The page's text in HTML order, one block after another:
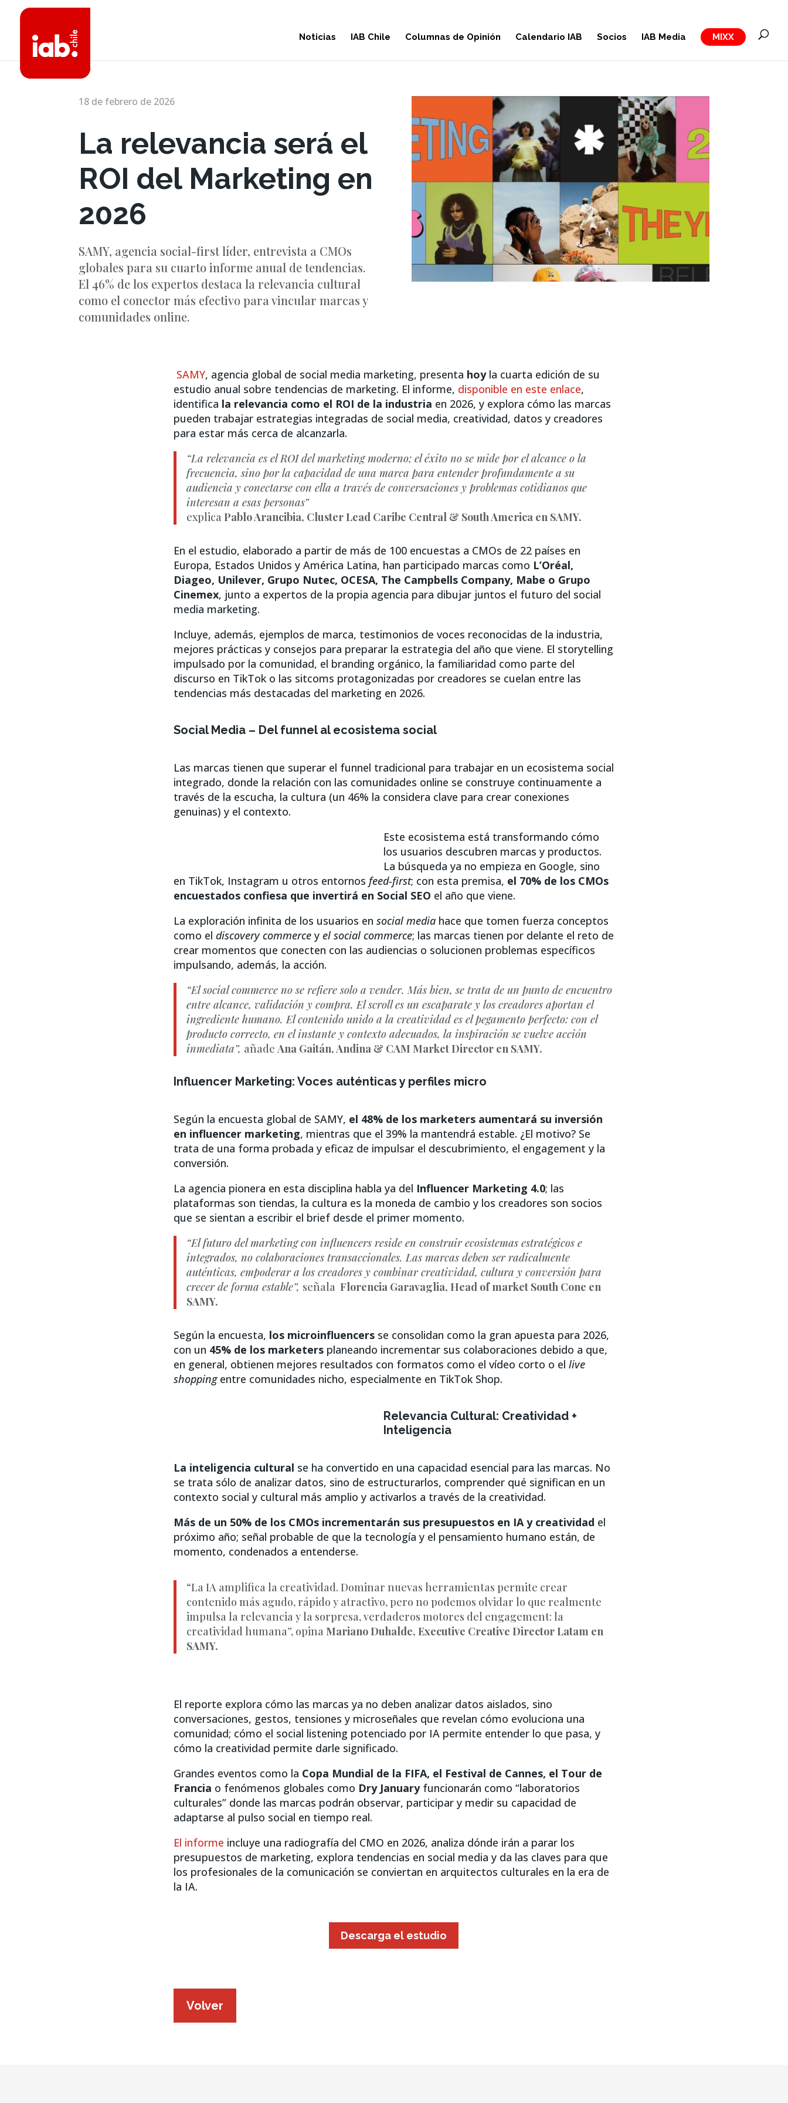
Noticias IAB Chile Columnas de Opinión Calendario IAB Socios IAB Media MIXX
18 de febrero de 2026
La relevancia será el
ROI del Marketing en
2026
SAMY, agencia social-first líder, entrevista a CMOs
globales para su cuarto informe anual de tendencias.
El 46% de los expertos destaca la relevancia cultural
como el conector más efectivo para vincular marcas y
comunidades online.
SAMY, agencia global de social media marketing, presenta hoy la cuarta edición de su
estudio anual sobre tendencias de marketing. El informe, disponible en este enlace,
identifica la relevancia como el ROI de la industria en 2026, y explora cómo las marcas
pueden trabajar estrategias integradas de social media, creatividad, datos y creadores
para estar más cerca de alcanzarla.
“La relevancia es el ROI del marketing moderno; el éxito no se mide por el alcance o la
frecuencia, sino por la capacidad de una marca para entender profundamente a su
audiencia y conectarse con ella a través de conversaciones y problemas cotidianos que
interesan a esas personas”
explicaPablo Arancibia, Cluster Lead Caribe Central & South America en SAMY.
En el estudio, elaborado a partir de más de 100 encuestas a CMOs de 22 países en
Europa, Estados Unidos y América Latina, han participado marcas como L’Oréal,
Diageo, Unilever, Grupo Nutec, OCESA, The Campbells Company, Mabe o Grupo
Cinemex, junto a expertos de la propia agencia para dibujar juntos el futuro del social
media marketing.
Incluye, además, ejemplos de marca, testimonios de voces reconocidas de la industria,
mejores prácticas y consejos para preparar la estrategia del año que viene. El storytelling
impulsado por la comunidad, el branding orgánico, la familiaridad como parte del
discurso en TikTok o las sitcoms protagonizadas por creadores se cuelan entre las
tendencias más destacadas del marketing en 2026.
Social Media – Del funnel al ecosistema social
Las marcas tienen que superar el funnel tradicional para trabajar en un ecosistema social
integrado, donde la relación con las comunidades online se construye continuamente a
través de la escucha, la cultura (un 46% la considera clave para crear conexiones
genuinas) y el contexto.
Este ecosistema está transformando cómo
los usuarios descubren marcas y productos.
La búsqueda ya no empieza en Google, sino
en TikTok, Instagram u otros entornos feed-first; con esta premisa, el 70% de los CMOs
encuestados confiesa que invertirá en Social SEO el año que viene.
La exploración infinita de los usuarios en social mediahace que tomen fuerza conceptos
como el discovery commerce y el social commerce; las marcas tienen por delante el reto de
crear momentos que conecten con las audiencias o solucionen problemas específicos
impulsando, además, la acción.
“El social commerce no se refiere solo a vender. Más bien, se trata de un punto de encuentro
entre alcance, validación y compra. El scroll es un escaparate y los creadores aportan el
ingrediente humano. El contenido unido a la creatividad es el pegamento perfecto: con el
producto correcto, en el instante y contexto adecuados, la inspiración se vuelve acción
inmediata”, añade Ana Gaitán, Andina & CAM Market Director en SAMY.
Influencer Marketing: Voces auténticas y perfiles micro
Según la encuesta global de SAMY, el 48% de los marketers aumentará su inversión
en influencer marketing, mientras que el 39% la mantendrá estable. ¿El motivo? Se
trata de una forma probada y eficaz de impulsar el descubrimiento, el engagement y la
conversión.
La agencia pionera en esta disciplina habla ya del Influencer Marketing 4.0; las
plataformas son tiendas, la cultura es la moneda de cambio y los creadores son socios
que se sientan a escribir el brief desde el primer momento.
“El futuro del marketing con influencers reside en construir ecosistemas estratégicos e
integrados, no colaboraciones transaccionales. Las marcas deben ser radicalmente
auténticas, empoderar a los creadores y combinar creatividad, cultura y conversión para
crecer de forma estable”, señalaFlorencia Garavaglia, Head of market South Cone en
SAMY.
Según la encuesta, los microinfluencersse consolidan como la gran apuesta para 2026,
con un 45% de los marketers planeando incrementar sus colaboraciones debido a que,
en general, obtienen mejores resultados con formatos como el vídeo corto o el live
shoppingentre comunidades nicho, especialmente en TikTok Shop.
Relevancia Cultural: Creatividad +
Inteligencia
La inteligencia cultural se ha convertido en una capacidad esencial para las marcas. No
se trata sólo de analizar datos, sino de estructurarlos, comprender qué significan en un
contexto social y cultural más amplio y activarlos a través de la creatividad.
Más de un 50% de los CMOs incrementarán sus presupuestos en IA y creatividad el
próximo año; señal probable de que la tecnología y el pensamiento humano están, de
momento, condenados a entenderse.
“La IA amplifica la creatividad. Dominar nuevas herramientas permite crear
contenido más agudo, rápido y atractivo, pero no podemos olvidar lo que realmente
impulsa la relevancia y la sorpresa, verdaderos motores del engagement: la
creatividad humana”, opina Mariano Duhalde, Executive Creative Director Latam en
SAMY.
El reporte explora cómo las marcas ya no deben analizar datos aislados, sino
conversaciones, gestos, tensiones y microseñales que revelan cómo evoluciona una
comunidad; cómo el social listening potenciado por IA permite entender lo que pasa, y
cómo la creatividad permite darle significado.
Grandes eventos como la Copa Mundial de la FIFA, el Festival de Cannes, el Tour de
Francia o fenómenos globales como Dry Januaryfuncionarán como “laboratorios
culturales” donde las marcas podrán observar, participar y medir su capacidad de
adaptarse al pulso social en tiempo real.
El informe incluye una radiografía del CMO en 2026, analiza dónde irán a parar los
presupuestos de marketing, explora tendencias en social media y da las claves para que
los profesionales de la comunicación se conviertan en arquitectos culturales en la era de
la IA.
Descarga el estudio
Volver